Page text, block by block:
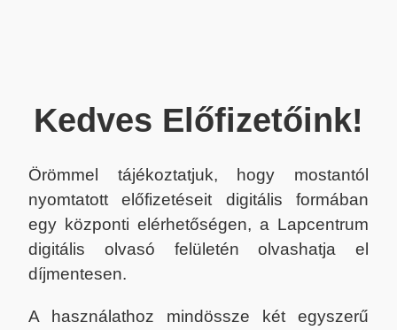
Kedves Előfizetőink!
Örömmel tájékoztatjuk, hogy mostantól
nyomtatott előfizetéseit digitális formában
egy központi elérhetőségen, a Lapcentrum
digitális olvasó felületén olvashatja el
díjmentesen.
A használathoz mindössze két egyszerű